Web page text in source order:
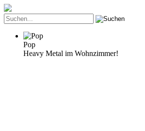
Pop
Heavy Metal im Wohnzimmer!